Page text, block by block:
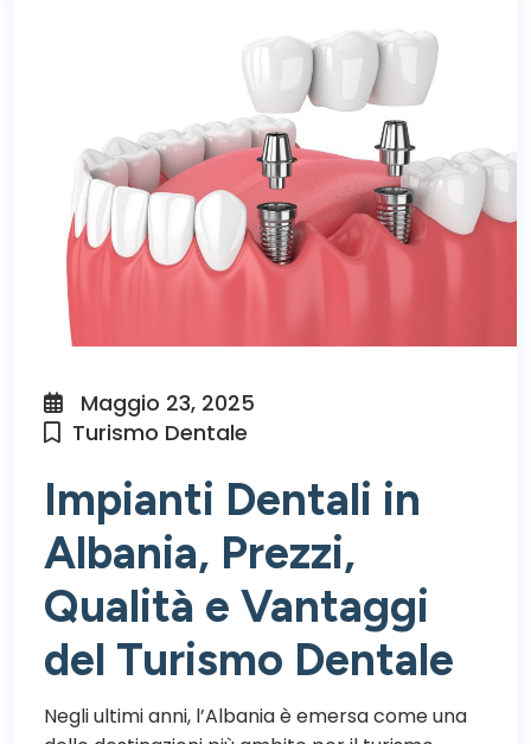
Maggio 23, 2025
Turismo Dentale
Impianti Dentali in
Albania, Prezzi,
Qualità e Vantaggi
del Turismo Dentale
Negli ultimi anni, l’Albania è emersa come una